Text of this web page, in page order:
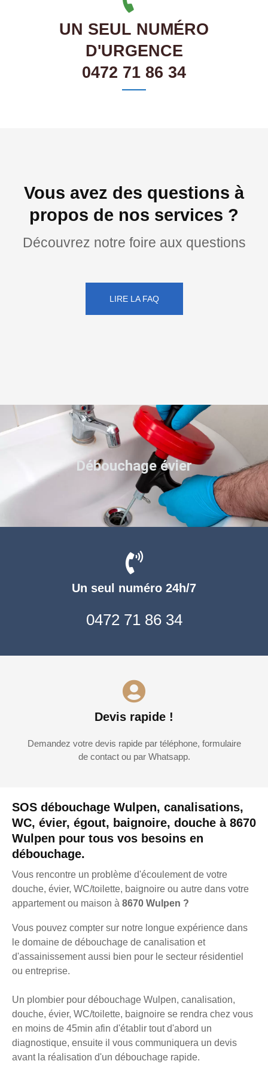
UN SEUL NUMÉRO
D'URGENCE
0472 71 86 34
Vous avez des questions à
propos de nos services ?
Découvrez notre foire aux questions
LIRE LA FAQ
SOS débouchage Wulpen, canalisations,
WC, évier, égout, baignoire, douche à 8670
Wulpen pour tous vos besoins en
débouchage.
Vous rencontre un problème d'écoulement de votre
douche, évier, WC/toilette, baignoire ou autre dans votre
appartement ou maison à 8670 Wulpen ?
Vous pouvez compter sur notre longue expérience dans
le domaine de débouchage de canalisation et
d'assainissement aussi bien pour le secteur résidentiel
ou entreprise.
Un plombier pour débouchage Wulpen, canalisation,
douche, évier, WC/toilette, baignoire se rendra chez vous
en moins de 45min afin d'établir tout d'abord un
diagnostique, ensuite il vous communiquera un devis
avant la réalisation d'un débouchage rapide.
Un seul numéro 24h/7
0472 71 86 34
Devis rapide !
Demandez votre devis rapide par téléphone, formulaire
de contact ou par Whatsapp.
Débouchage évier